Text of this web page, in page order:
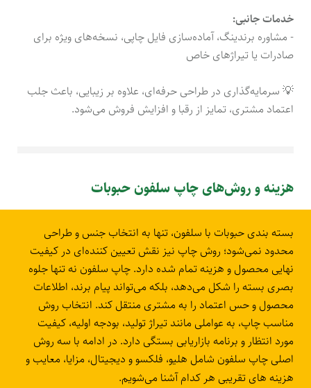
خدمات جانبی:
- مشاوره برندینگ، آماده‌سازی فایل چاپی، نسخه‌های ویژه برای
صادرات یا تیراژهای خاص
💡 سرمایه‌گذاری در طراحی حرفه‌ای، علاوه بر زیبایی، باعث جلب
اعتماد مشتری، تمایز از رقبا و افزایش فروش می‌شود.
هزینه و روش‌های چاپ سلفون حبوبات
بسته بندی حبوبات با سلفون، تنها به انتخاب جنس و طراحی
محدود نمی‌شود؛ روش چاپ نیز نقش تعیین کننده‌ای در کیفیت
نهایی محصول و هزینه تمام شده دارد. چاپ سلفون نه تنها جلوه
بصری بسته را شکل می‌دهد، بلکه می‌تواند پیام برند، اطلاعات
محصول و حس اعتماد را به مشتری منتقل کند. انتخاب روش
مناسب چاپ، به عواملی مانند تیراژ تولید، بودجه اولیه، کیفیت
مورد انتظار و برنامه بازاریابی بستگی دارد. در ادامه با سه روش
اصلی چاپ سلفون شامل هلیو، فلکسو و دیجیتال، مزایا، معایب و
هزینه های تقریبی هر کدام آشنا می‌شویم.